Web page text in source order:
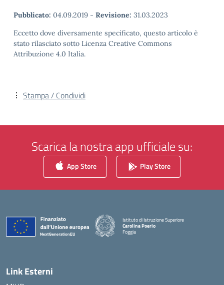
Pubblicato: 04.09.2019 - Revisione: 31.03.2023
Eccetto dove diversamente specificato, questo articolo è
stato rilasciato sotto Licenza Creative Commons
Attribuzione 4.0 Italia.
Stampa / Condividi
Scarica la nostra app ufficiale su:
App Store Play Store
Istituto di Istruzione Superiore
Carolina Poerio
Foggia
— Visita la pagina iniziale della scuola
Link Esterni